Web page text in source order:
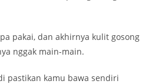
di pulau nggak ada listrik.